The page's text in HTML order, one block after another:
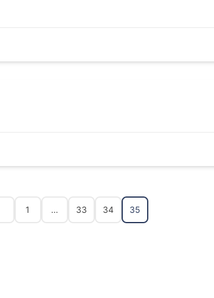
1 … 33 34 35